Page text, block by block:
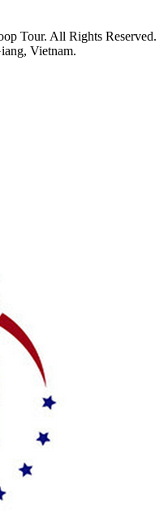
Tour. All Rights Reserved.
Vietnam.